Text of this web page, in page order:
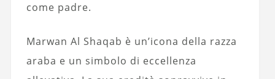
come padre.
Marwan Al Shaqab è un’icona della razza
araba e un simbolo di eccellenza